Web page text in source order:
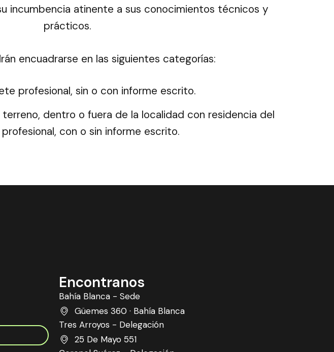
incumbencia atinente a sus conocimientos técnicos y
prácticos.
encuadrarse en las siguientes categorías:
profesional, sin o con informe escrito.
dentro o fuera de la localidad con residencia del
con o sin informe escrito.
Encontranos
Bahía Blanca - Sede
Güemes 360 · Bahía Blanca
Tres Arroyos - Delegación
25 De Mayo 551